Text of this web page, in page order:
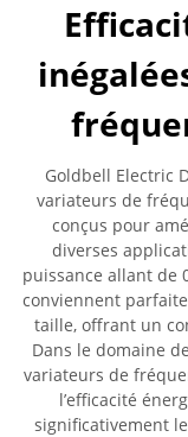
Goldbell Electric
variateurs de
conçus pour
diverses
puissance allant de
conviennent
taille, offrant un
Dans le domaine
variateurs de
l’efficacité
significativement